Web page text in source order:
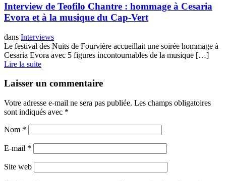
Interview de Teofilo Chantre : hommage à Cesaria
Evora et à la musique du Cap-Vert
dans Interviews
Le festival des Nuits de Fourvière accueillait une soirée hommage à
Cesaria Evora avec 5 figures incontournables de la musique […]
Lire la suite
Laisser un commentaire
Votre adresse e-mail ne sera pas publiée. Les champs obligatoires
sont indiqués avec *
Nom *
E-mail *
Site web